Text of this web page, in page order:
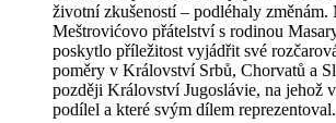
životní zkušeností – podléhaly změnám.
Meštrovićovo přátelství s rodinou
poskytlo příležitost vyjádřit své
poměry v Království Srbů, Chorvatů a
později Království Jugoslávie, na jehož
podílel a které svým dílem reprezentoval.